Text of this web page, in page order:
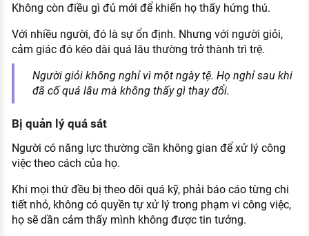
Không còn điều gì đủ mới để khiến họ thấy hứng thú.
Với nhiều người, đó là sự ổn định. Nhưng với người giỏi,
cảm giác đó kéo dài quá lâu thường trở thành trì trệ.
Người giỏi không nghỉ vì một ngày tệ. Họ nghỉ sau khi
đã cố quá lâu mà không thấy gì thay đổi.
Bị quản lý quá sát
Người có năng lực thường cần không gian để xử lý công
việc theo cách của họ.
Khi mọi thứ đều bị theo dõi quá kỹ, phải báo cáo từng chi
tiết nhỏ, không có quyền tự xử lý trong phạm vi công việc,
họ sẽ dần cảm thấy mình không được tin tưởng.